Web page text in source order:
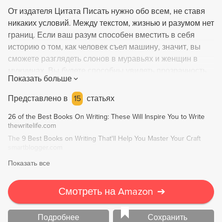
От издателя Цитата Писать нужно обо всем, не ставя
никаких условий. Между текстом, жизнью и разумом нет
границ. Если ваш разум способен вместить в себя
историю о том, как человек съел машину, значит, вы
сможете разглядеть слонов в муравьях и женщин в
любых форм - и все границы растают. Натали Голдберг
О чем книга Натали Голдберг пишет легко,
нестандартно и с юмором, и вдохновляет на это своих
читателей. Она учит писать спонтанно (не
останавливайтесь, держите руку на бумаге),
прислушиваться к себе и миру вокруг (писать - на 90
практиковаться (пишите на время). В основе ее
творческого метода лежит дзен-медитация, и Голдберг
объясняет, как с ее помощью можно раскрыть свои
писательские способности. Также вы найдете в этой
книге советы, как справиться с внутренним
Показать больше
Представлено в
15 статьях
26 of the Best Books On Writing: These Will Inspire You to Write
thewritelife.com
The 9 Best Books on Writing That'll Help You Master Your Craft
Показать все
Смотреть на Amazon ➔
Подробнее Сохранить